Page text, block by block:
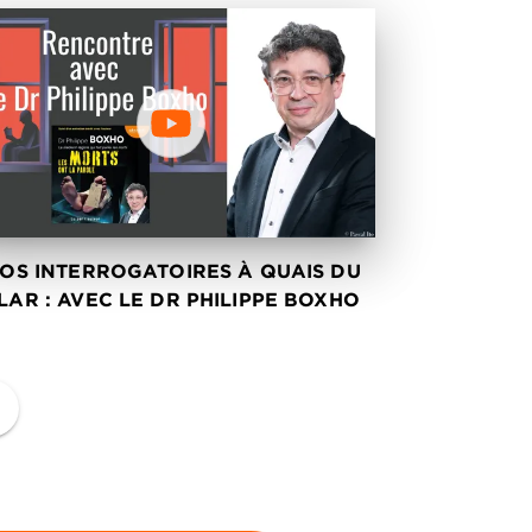
INTERROGATOIRES À QUAIS DU
: AVEC LE DR PHILIPPE BOXHO